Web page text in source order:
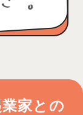
家との